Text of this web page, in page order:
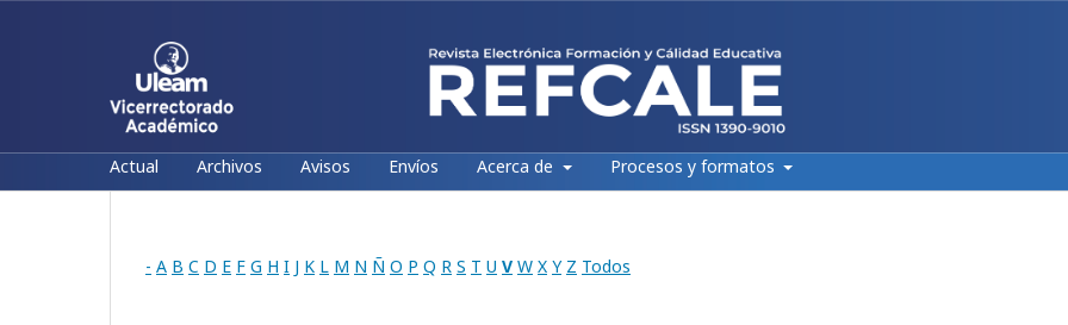
Actual Archivos Avisos Envíos Acerca de Procesos y formatos
- A B C D E F G H I J K L M N Ñ O P Q R S T U V W X Y Z Todos